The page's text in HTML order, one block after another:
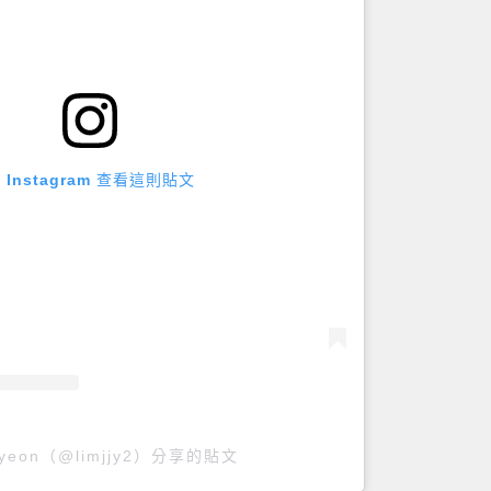
Instagram 查看這則貼文
（@limjjy2）分享的貼文